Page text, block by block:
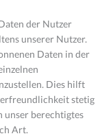
der Nutzer
unserer Nutzer.
Daten in der
Dies hilft
stetig
unser berechtigtes
Art.